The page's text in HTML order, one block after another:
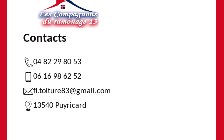
Contacts
04 82 29 80 53
06 16 98 62 52
fl.toiture83@gmail.com
13540 Puyricard